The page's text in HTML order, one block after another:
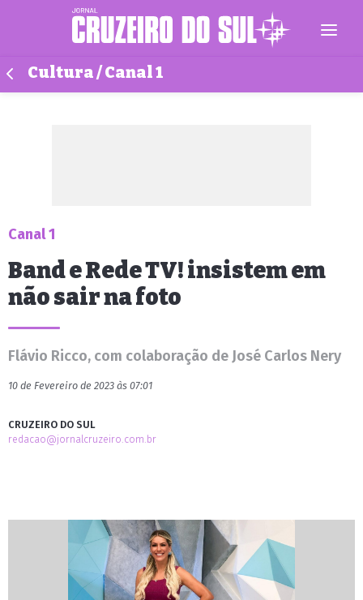
Cultura / Canal 1
Canal 1
Band e Rede TV! insistem em
não sair na foto
Flávio Ricco, com colaboração de José Carlos Nery
10 de Fevereiro de 2023 às 07:01
CRUZEIRO DO SUL
redacao@jornalcruzeiro.com.br